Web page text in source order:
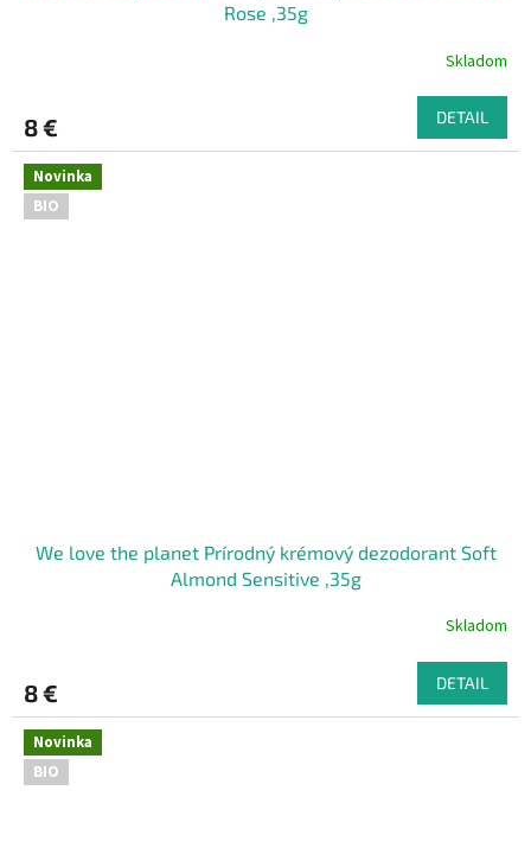
Rose ,35g
Skladom
8 € DETAIL
Novinka
BIO
We love the planet Prírodný krémový dezodorant Soft
Almond Sensitive ,35g
Skladom
8 € DETAIL
Novinka
BIO